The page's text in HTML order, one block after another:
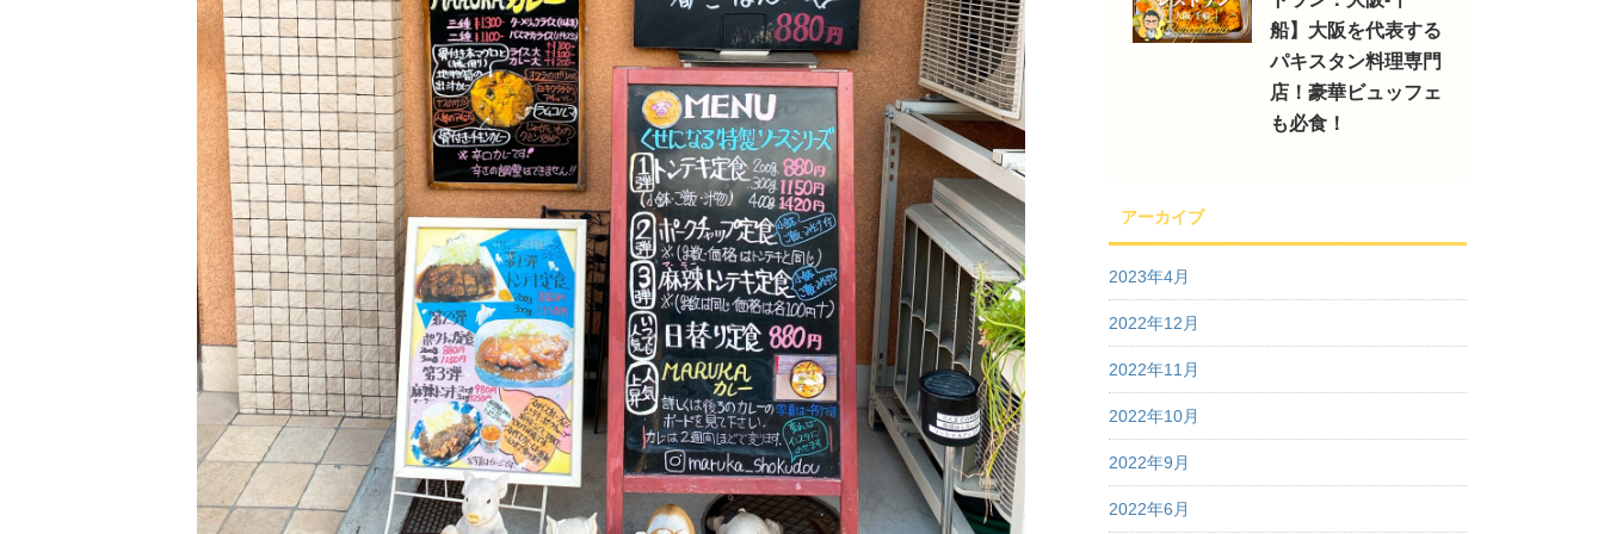
船】大阪を代表する
パキスタン料理専門
店！豪華ビュッフェ
も必食！
アーカイブ
2023年4月
2022年12月
2022年11月
2022年10月
2022年9月
2022年6月